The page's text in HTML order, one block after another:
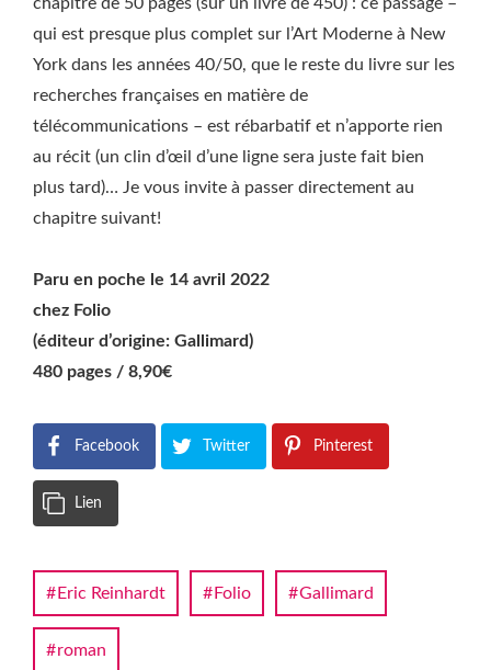
qui est presque plus complet sur l’Art Moderne à New
York dans les années 40/50, que le reste du livre sur les
recherches françaises en matière de
télécommunications – est rébarbatif et n’apporte rien
au récit (un clin d’œil d’une ligne sera juste fait bien
plus tard)… Je vous invite à passer directement au
chapitre suivant!
Paru en poche le 14 avril 2022
chez Folio
(éditeur d’origine: Gallimard)
480 pages / 8,90€
Facebook Twitter Pinterest
Lien
Eric Reinhardt Folio Gallimard
roman